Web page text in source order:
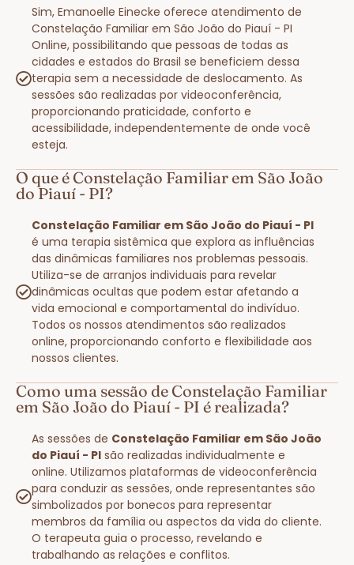
Sim, Emanoelle Einecke oferece atendimento de
Constelação Familiar em São João do Piauí - PI
Online, possibilitando que pessoas de todas as
cidades e estados do Brasil se beneficiem dessa
terapia sem a necessidade de deslocamento. As
sessões são realizadas por videoconferência,
proporcionando praticidade, conforto e
acessibilidade, independentemente de onde você
esteja.
O que é Constelação Familiar em São João
do Piauí - PI?
Constelação Familiar em São João do Piauí - PI
é uma terapia sistêmica que explora as influências
das dinâmicas familiares nos problemas pessoais.
Utiliza-se de arranjos individuais para revelar
dinâmicas ocultas que podem estar afetando a
vida emocional e comportamental do indivíduo.
Todos os nossos atendimentos são realizados
online, proporcionando conforto e flexibilidade aos
nossos clientes.
Como uma sessão de Constelação Familiar
em São João do Piauí - PI é realizada?
As sessões de Constelação Familiar em São João
do Piauí - PI são realizadas individualmente e
online. Utilizamos plataformas de videoconferência
para conduzir as sessões, onde representantes são
simbolizados por bonecos para representar
membros da família ou aspectos da vida do cliente.
O terapeuta guia o processo, revelando e
trabalhando as relações e conflitos.